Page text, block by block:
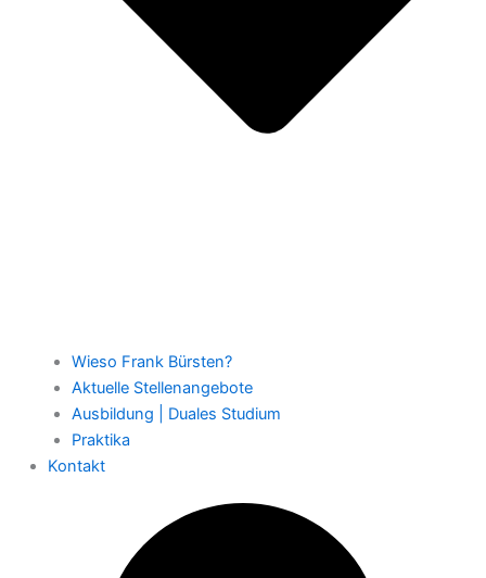
Wieso Frank Bürsten?
Aktuelle Stellenangebote
Ausbildung | Duales Studium
Praktika
Kontakt